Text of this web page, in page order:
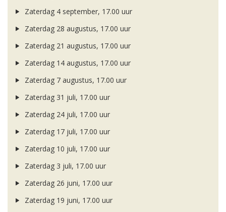
Zaterdag 4 september, 17.00 uur
Zaterdag 28 augustus, 17.00 uur
Zaterdag 21 augustus, 17.00 uur
Zaterdag 14 augustus, 17.00 uur
Zaterdag 7 augustus, 17.00 uur
Zaterdag 31 juli, 17.00 uur
Zaterdag 24 juli, 17.00 uur
Zaterdag 17 juli, 17.00 uur
Zaterdag 10 juli, 17.00 uur
Zaterdag 3 juli, 17.00 uur
Zaterdag 26 juni, 17.00 uur
Zaterdag 19 juni, 17.00 uur